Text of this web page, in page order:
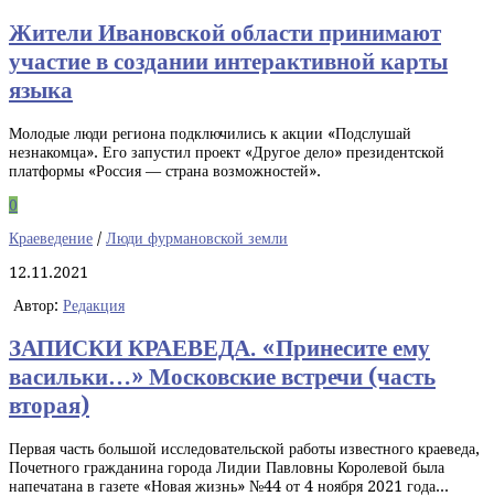
Жители Ивановской области принимают
участие в создании интерактивной карты
языка
Молодые люди региона подключились к акции «Подслушай
незнакомца». Его запустил проект «Другое дело» президентской
платформы «Россия — страна возможностей».
0
Краеведение / Люди фурмановской земли
12.11.2021
Автор: Редакция
ЗАПИСКИ КРАЕВЕДА. «Принесите ему
васильки…» Московские встречи (часть
вторая)
Первая часть большой исследовательской работы известного краеведа,
Почетного гражданина города Лидии Павловны Королевой была
напечатана в газете «Новая жизнь» №44 от 4 ноября 2021 года...